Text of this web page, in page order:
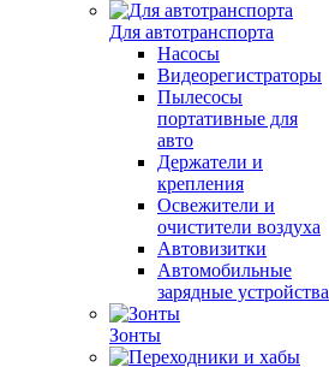
Для автотранспорта
Насосы
Видеорегистраторы
Пылесосы
портативные для
авто
Держатели и
крепления
Освежители и
очистители воздуха
Автовизитки
Автомобильные
зарядные устройства
Зонты